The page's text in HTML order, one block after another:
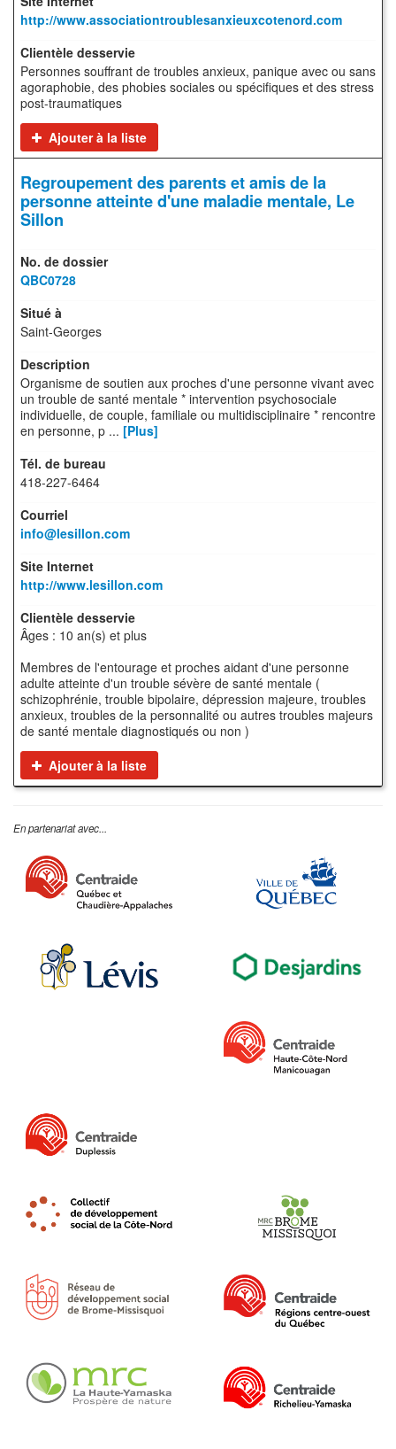
http://www.associationtroublesanxieuxcotenord.com
Personnes souffrant de troubles anxieux, panique avec ou sans
agoraphobie, des phobies sociales ou spécifiques et des stress
post-traumatiques
Ajouter à la liste
Regroupement des parents et amis de la
personne atteinte d'une maladie mentale, Le
Sillon
QBC0728
Saint-Georges
Organisme de soutien aux proches d'une personne vivant avec
un trouble de santé mentale * intervention psychosociale
individuelle, de couple, familiale ou multidisciplinaire * rencontre
en personne, p ... [Plus]
418-227-6464
info@lesillon.com
http://www.lesillon.com
Âges : 10 an(s) et plus
Membres de l'entourage et proches aidant d'une personne
adulte atteinte d'un trouble sévère de santé mentale (
schizophrénie, trouble bipolaire, dépression majeure, troubles
anxieux, troubles de la personnalité ou autres troubles majeurs
de santé mentale diagnostiqués ou non )
Ajouter à la liste
En partenariat avec...